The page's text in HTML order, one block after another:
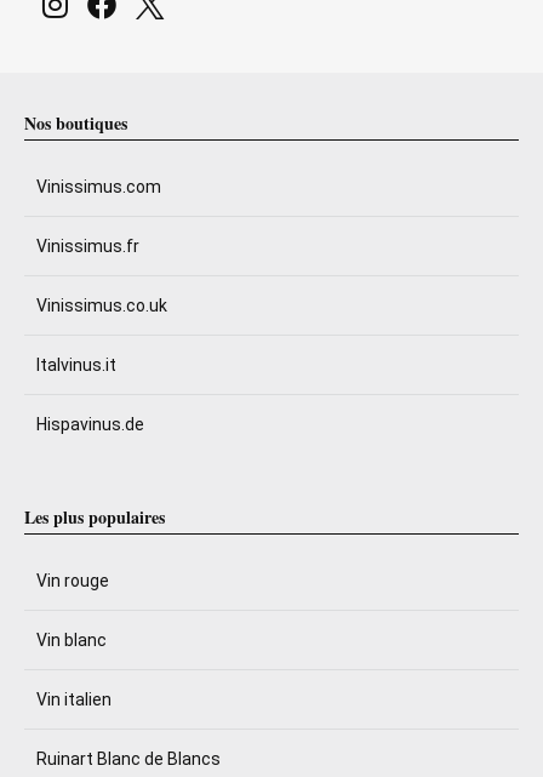
Nos boutiques
Vinissimus.com
Vinissimus.fr
Vinissimus.co.uk
Italvinus.it
Hispavinus.de
Les plus populaires
Vin rouge
Vin blanc
Vin italien
Ruinart Blanc de Blancs